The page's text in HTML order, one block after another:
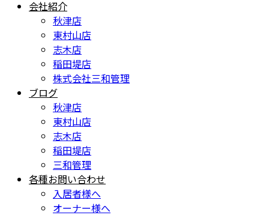
会社紹介
秋津店
東村山店
志木店
稲田堤店
株式会社三和管理
ブログ
秋津店
東村山店
志木店
稲田堤店
三和管理
各種お問い合わせ
入居者様へ
オーナー様へ